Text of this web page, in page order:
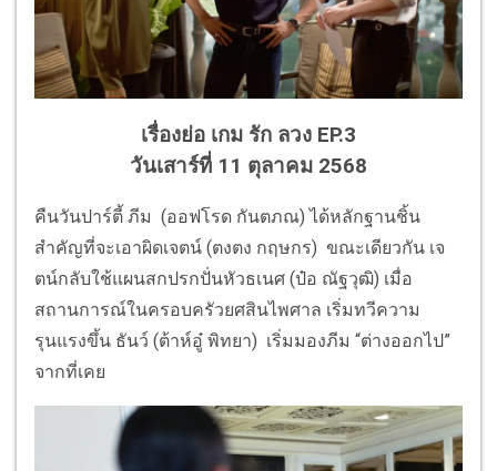
เรื่องย่อ เกม รัก ลวง EP.3
วันเสาร์ที่ 11 ตุลาคม 2568
คืนวันปาร์ตี้ ภีม (ออฟโรด กันตภณ) ได้หลักฐานชิ้น
สำคัญที่จะเอาผิดเจตน์ (ตงตง กฤษกร) ขณะเดียวกัน เจ
ตน์กลับใช้แผนสกปรกปั่นหัวธเนศ (ป๋อ ณัฐวุฒิ) เมื่อ
สถานการณ์ในครอบครัวยศสินไพศาล เริ่มทวีความ
รุนแรงขึ้น ธันว์ (ต้าห์อู๋ พิทยา) เริ่มมองภีม “ต่างออกไป”
จากที่เคย